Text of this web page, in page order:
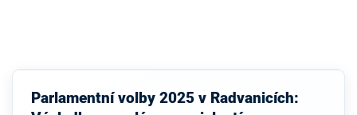
Parlamentní volby 2025 v Radvanicích: